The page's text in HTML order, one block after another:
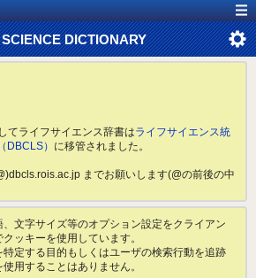
DICTIONARY
てライフサイエンス辞書はライフサイエンス統
DBCLS） に移管されました。
までお願いします(@の前後の中
文字サイズ等のオプション設定をクライアン
ッキーを使用しています。
定する目的もしくはユーザの検索行動を追跡
用することはありません。